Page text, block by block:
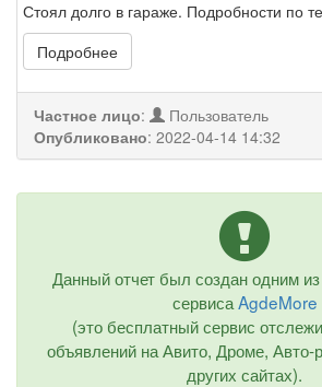
Стоял долго в гараже. Подробности по
Подробнее
Частное лицо:
Пользователь
Опубликовано: 2022-04-14 14:32
Данный отчет был создан одним
сервисаAgdeMore
(это бесплатный сервис
объявлений на Авито, Дроме,
других сайтах).